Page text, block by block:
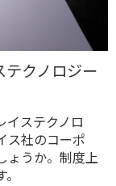
テクノロジー
イステクノロ
ス社のコーポ
ょうか。制度上